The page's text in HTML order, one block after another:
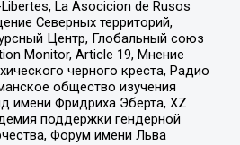
La Asocicion de Rusos
Северных территорий,
Центр, Глобальный союз
Monitor, Article 19, Мнение
черного креста, Радио
общество изучения
имени Фридриха Эберта, XZ
поддержки гендерной
Форум имени Льва